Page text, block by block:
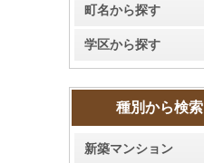
町名から探す
学区から探す
種別から検索
新築マンション